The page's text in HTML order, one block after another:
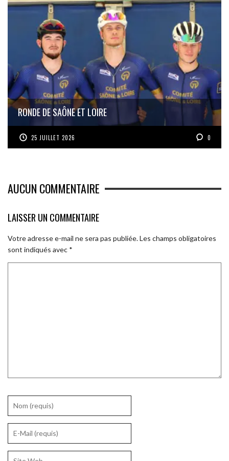
RONDE DE SAÔNE ET LOIRE
25 JUILLET 2026 0
AUCUN COMMENTAIRE
LAISSER UN COMMENTAIRE
Votre adresse e-mail ne sera pas publiée.Les champs obligatoires
sont indiqués avec *